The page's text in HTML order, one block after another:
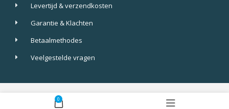
Levertijd & verzendkosten
Garantie & Klachten
Betaalmethodes
Veelgestelde vragen
Screenkeepers 2023 © All Rights Reserved.
0